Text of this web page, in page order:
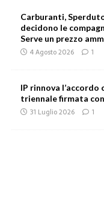
Carburanti,
decidono le
Serve un prezzo
4 Agosto 2026 1
IP rinnova
triennale firmata con
31 Luglio 2026 1